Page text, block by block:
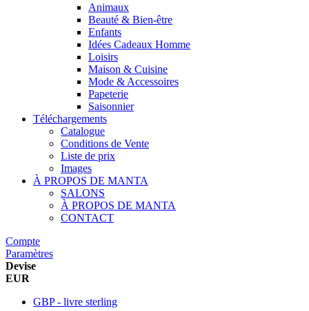
Animaux
Beauté & Bien-être
Enfants
Idées Cadeaux Homme
Loisirs
Maison & Cuisine
Mode & Accessoires
Papeterie
Saisonnier
Téléchargements
Catalogue
Conditions de Vente
Liste de prix
Images
À PROPOS DE MANTA
SALONS
À PROPOS DE MANTA
CONTACT
Compte
Paramètres
Devise
EUR
GBP - livre sterling